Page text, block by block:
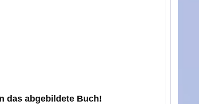
das abgebildete Buch!